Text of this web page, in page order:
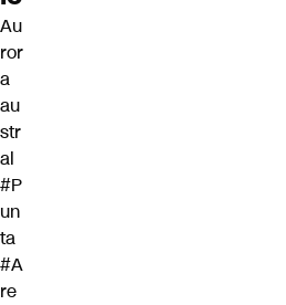
Au
ror
a
au
str
al
#P
un
ta
#A
re